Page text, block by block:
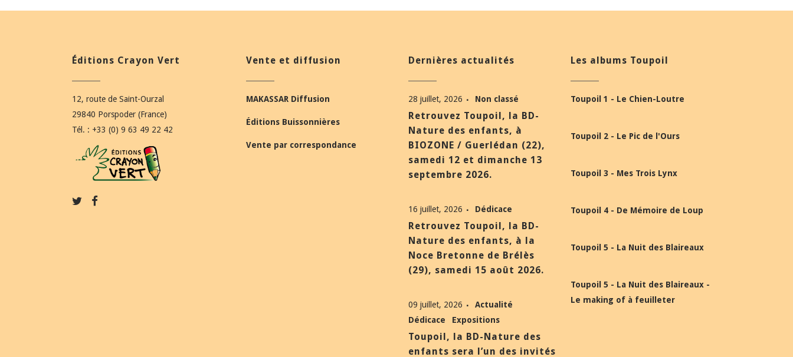
Éditions Crayon Vert
12, route de Saint-Ourzal
29840 Porspoder (France)
Tél. : +33 (0) 9 63 49 22 42
Vente et diffusion
MAKASSAR Diffusion
Éditions Buissonnières
Vente par correspondance
Dernières actualités
28 juillet, 2026 Non classé
Retrouvez Toupoil, la BD-
Nature des enfants, à
BIOZONE / Guerlédan (22),
samedi 12 et dimanche 13
septembre 2026.
16 juillet, 2026 Dédicace
Retrouvez Toupoil, la BD-
Nature des enfants, à la
Noce Bretonne de Brélès
(29), samedi 15 août 2026.
09 juillet, 2026
Actualité
Dédicace
Expositions
Toupoil, la BD-Nature des
enfants sera l’un des invités
Les albums Toupoil
Toupoil 1 - Le Chien-Loutre
Toupoil 2 - Le Pic de l'Ours
Toupoil 3 - Mes Trois Lynx
Toupoil 4 - De Mémoire de Loup
Toupoil 5 - La Nuit des Blaireaux
Toupoil 5 - La Nuit des Blaireaux -
Le making of à feuilleter